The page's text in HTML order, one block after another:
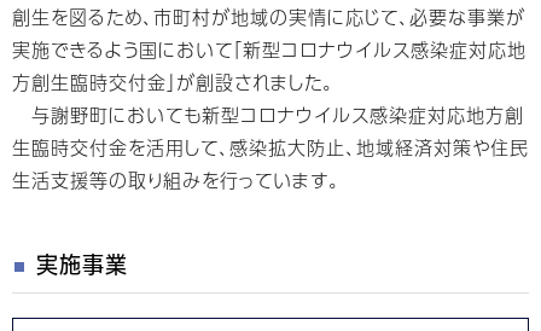
創生を図るため、市町村が地域の実情に応じて、必要な事業が
実施できるよう国において「新型コロナウイルス感染症対応地
方創生臨時交付金」が創設されました。
与謝野町においても新型コロナウイルス感染症対応地方創
生臨時交付金を活用して、感染拡大防止、地域経済対策や住民
生活支援等の取り組みを行っています。
実施事業